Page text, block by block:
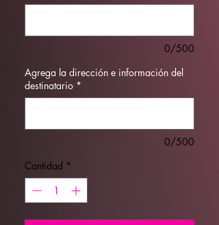
0/500
Agrega la dirección e información del
destinatario *
0/500
Cantidad *